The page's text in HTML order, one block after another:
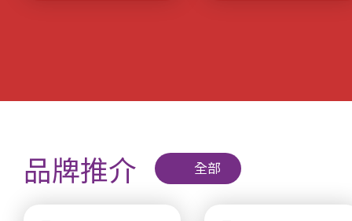
品牌推介 全部